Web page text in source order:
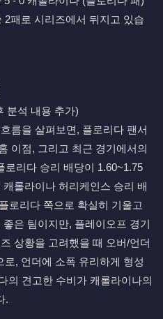
2패로 시리즈에서 뒤지고 있습
분석 내용 추가)
름을 살펴보면, 플로리다 팬서
이점, 그리고 최근 경기에서의
로리다 승리 배당이 1.60~1.75
롤라이나 허리케인스 승리 배
로리다 쪽으로 확실히 기울고
은 팀이지만, 플레이오프 경기
상황을 고려했을 때 오버/언더
, 언더에 소폭 유리하게 형성
의 견고한 수비가 캐롤라이나의
.